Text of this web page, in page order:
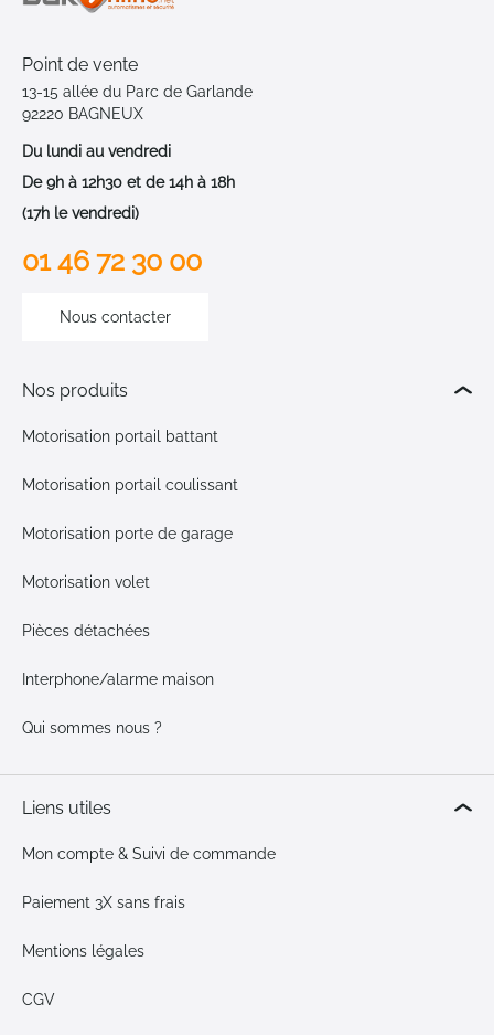
Point de vente
13-15 allée du Parc de Garlande
92220 BAGNEUX
Du lundi au vendredi
De 9h à 12h30 et de 14h à 18h
(17h le vendredi)
01 46 72 30 00
Nous contacter
Nos produits
Motorisation portail battant
Motorisation portail coulissant
Motorisation porte de garage
Motorisation volet
Pièces détachées
Interphone/alarme maison
Qui sommes nous ?
Liens utiles
Mon compte & Suivi de commande
Paiement 3X sans frais
Mentions légales
CGV